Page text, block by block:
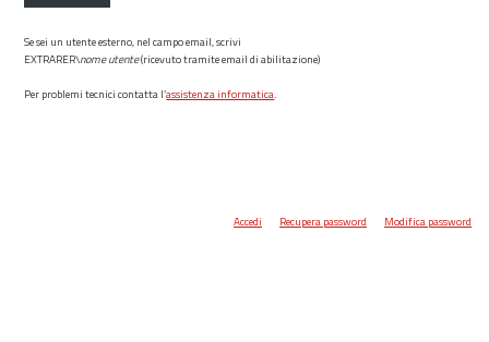
Se sei un utente esterno, nel campo email, scrivi
EXTRARER\nome utente(ricevuto tramite email di abilitazione)
Per problemi tecnici contatta l’assistenza informatica.
Accedi Recupera password Modifica password